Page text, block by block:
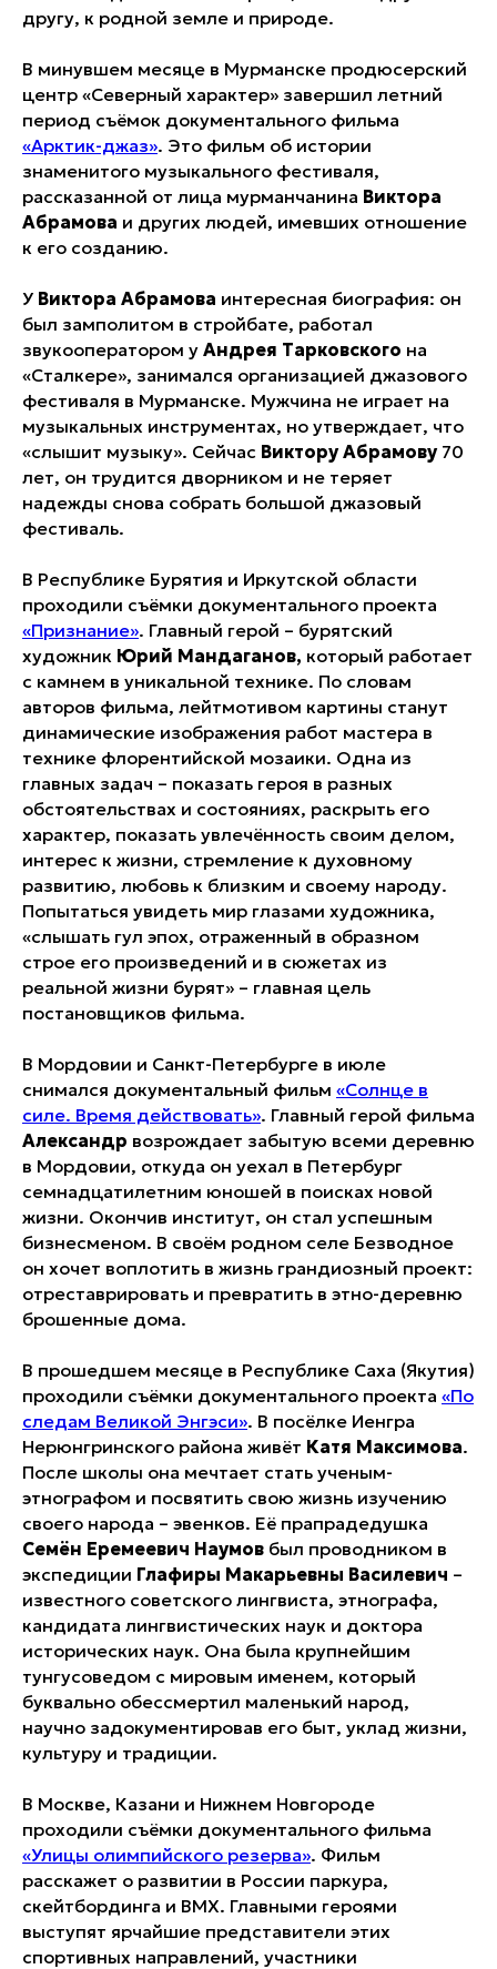
другу, к родной земле и природе.
В минувшем месяце в Мурманске продюсерский
центр «Северный характер» завершил летний
период съёмок документального фильма
«Арктик-джаз». Это фильм об истории
знаменитого музыкального фестиваля,
рассказанной от лица мурманчанина Виктора
Абрамова и других людей, имевших отношение
к его созданию.
У Виктора Абрамова интересная биография: он
был замполитом в стройбате, работал
звукооператором у Андрея Тарковского на
«Сталкере», занимался организацией джазового
фестиваля в Мурманске. Мужчина не играет на
музыкальных инструментах, но утверждает, что
«слышит музыку». Сейчас Виктору Абрамову70
лет, он трудится дворником и не теряет
надежды снова собрать большой джазовый
фестиваль.
В Республике Бурятия и Иркутской области
проходили съёмки документального проекта
«Признание». Главный герой – бурятский
художник Юрий Мандаганов, который работает
с камнем в уникальной технике. По словам
авторов фильма, лейтмотивом картины станут
динамические изображения работ мастера в
технике флорентийской мозаики. Одна из
главных задач – показать героя в разных
обстоятельствах и состояниях, раскрыть его
характер, показать увлечённость своим делом,
интерес к жизни, стремление к духовному
развитию, любовь к близким и своему народу.
Попытаться увидеть мир глазами художника,
«слышать гул эпох, отраженный в образном
строе его произведений и в сюжетах из
реальной жизни бурят» – главная цель
постановщиков фильма.
В Мордовии и Санкт-Петербурге в июле
снимался документальный фильм «Солнце в
силе. Время действовать». Главный герой фильма
Александр возрождает забытую всеми деревню
в Мордовии, откуда он уехал в Петербург
семнадцатилетним юношей в поисках новой
жизни. Окончив институт, он стал успешным
бизнесменом. В своём родном селе Безводное
он хочет воплотить в жизнь грандиозный проект:
отреставрировать и превратить в этно-деревню
брошенные дома.
В прошедшем месяце в Республике Саха (Якутия)
проходили съёмки документального проекта «По
следам Великой Энгэси». В посёлке Иенгра
Нерюнгринского района живёт Катя Максимова.
После школы она мечтает стать ученым-
этнографом и посвятить свою жизнь изучению
своего народа – эвенков. Её прапрадедушка
Семён Еремеевич Наумов был проводником в
экспедиции Глафиры Макарьевны Василевич –
известного советского лингвиста, этнографа,
кандидата лингвистических наук и доктора
исторических наук. Она была крупнейшим
тунгусоведом с мировым именем, который
буквально обессмертил маленький народ,
научно задокументировав его быт, уклад жизни,
культуру и традиции.
В Москве, Казани и Нижнем Новгороде
проходили съёмки документального фильма
«Улицы олимпийского резерва». Фильм
расскажет о развитии в России паркура,
скейтбординга и BMX. Главными героями
выступят ярчайшие представители этих
спортивных направлений, участники